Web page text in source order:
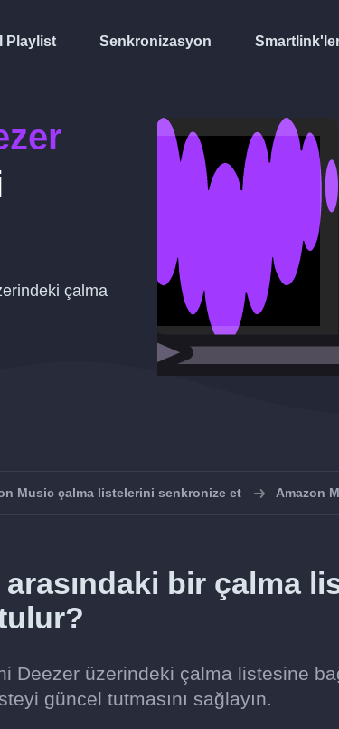
Playlist Senkronizasyon
çalma
Music çalma listelerini senkronize et Amazon
bir çalma
Deezer üzerindeki çalma listesine
güncel tutmasını sağlayın.